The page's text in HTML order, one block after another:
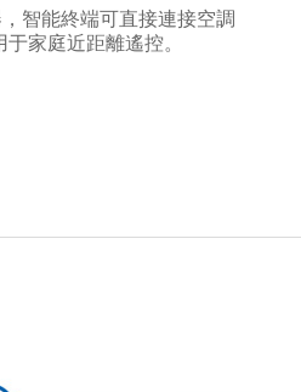
智能終端可直接連接空調
家庭近距離遙控。